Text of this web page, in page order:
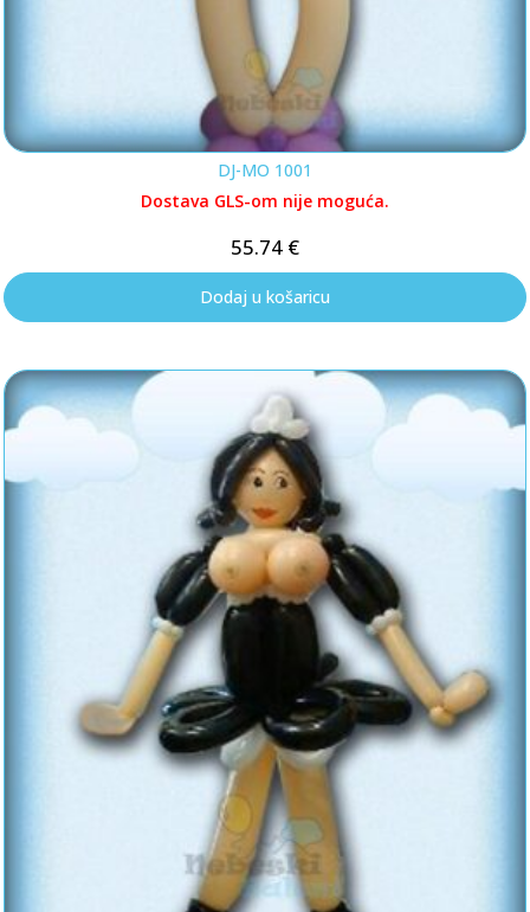
DJ-MO 1001
Dostava GLS-om nije moguća.
55.74 €
Dodaj u košaricu